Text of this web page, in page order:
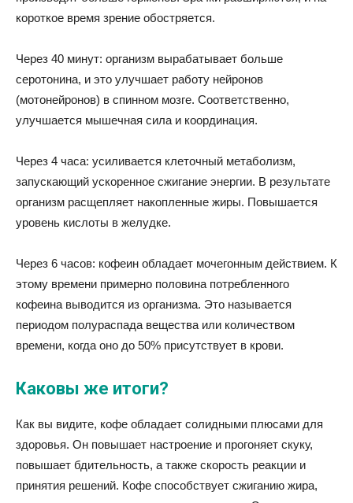
короткое время зрение обостряется.
Через 40 минут: организм вырабатывает больше
серотонина, и это улучшает работу нейронов
(мотонейронов) в спинном мозге. Соответственно,
улучшается мышечная сила и координация.
Через 4 часа: усиливается клеточный метаболизм,
запускающий ускоренное сжигание энергии. В результате
организм расщепляет накопленные жиры. Повышается
уровень кислоты в желудке.
Через 6 часов: кофеин обладает мочегонным действием. К
этому времени примерно половина потребленного
кофеина выводится из организма. Это называется
периодом полураспада вещества или количеством
времени, когда оно до 50% присутствует в крови.
Каковы же итоги?
Как вы видите, кофе обладает солидными плюсами для
здоровья. Он повышает настроение и прогоняет скуку,
повышает бдительность, а также скорость реакции и
принятия решений. Кофе способствует сжиганию жира,